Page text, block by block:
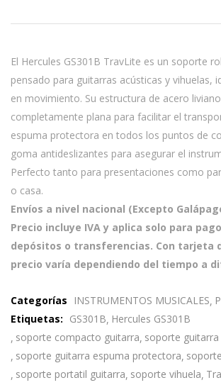
El Hercules GS301B TravLite es un soporte
pensado para guitarras acústicas y vihuelas,
en movimiento. Su estructura de acero
completamente plana para facilitar el
espuma protectora en todos los puntos de
goma antideslizantes para asegurar el
Perfecto tanto para presentaciones como
o casa.
Envíos a nivel nacional (Excepto
Precio incluye IVA y aplica solo para
depósitos o transferencias. Con tarjeta
precio varía dependiendo del tiempo a
Categorías INSTRUMENTOS MUSICALES
Etiquetas: GS301B Hercules GS301B
soporte compacto guitarra soporte guitarra
soporte guitarra espuma protectora
soporte portatil guitarra soporte vihuela